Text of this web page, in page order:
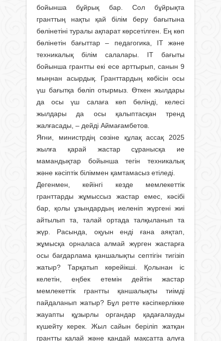
бойынша бұйрық бар. Сол бұйрықта
гранттың нақты қай білім беру бағытына
бөлінетіні ту­ралы ақпарат көрсетілген. Ең көп
бөлінетін бағыттар – педагогика, IT және
техникалық білім салалары. IT бағыты
бойынша грантты екі есе арттырып, санын 9
мыңнан асырдық. Гранттардың көбісін осы
үш бағытқа бөліп отырмыз. Өткен жылдары
да осы үш салаға көп бөлінді, келесі
жылдары да осы қалыптасқан тренд
жалғасады, – дейді Аймағамбетов.
Яғни, министрдің сөзіне құлақ ассақ 2025
жылға қарай жастар сұранысқа ие
мамандықтар бойынша тегін техникалық
және кәсіптік бі­ліммен қамтамасыз етіледі.
Дегенмен, кейінгі кезде мем­лекеттік
гранттарды жұмыссыз жастар емес, кәсібі
бар, қолы ұзындардың иеленіп жүргені жиі
айтылып та, талай ортада талқыланып та
жүр. Расында, оқуын енді ғана аяқтап,
жұмысқа орналаса алмай жүрген жастарға
осы бағдарлама қаншалықты септігін тигізіп
жатыр? Тарқатып көрейікші. Қолынан іс
келетін, еңбек етемін дейтін жастар
мемлекеттік грантты қаншалықты тиімді
пайдаланып жа­тыр? Бұл ретте кәсіпкерлікке
жау­апты құзырлы органдар қадағалауды
күшейту керек. Жыл сайын беріліп жатқан
грантты қалай және қан­дай мақсатта алуға